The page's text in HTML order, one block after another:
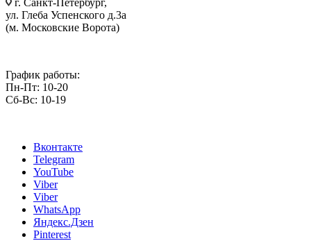
г. Санкт-Петербург,
ул. Глеба Успенского д.3а
(м. Московские Ворота)
График работы:
Пн-Пт: 10-20
Сб-Вс: 10-19
Вконтакте
Telegram
YouTube
Viber
Viber
WhatsApp
Яндекс.Дзен
Pinterest